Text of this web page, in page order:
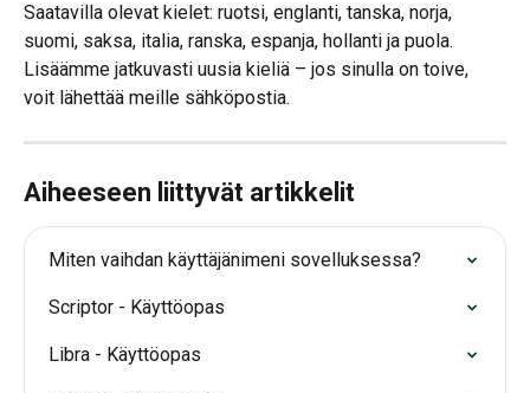
Saatavilla olevat kielet: ruotsi, englanti, tanska, norja,
suomi, saksa, italia, ranska, espanja, hollanti ja puola.
Lisäämme jatkuvasti uusia kieliä – jos sinulla on toive,
voit lähettää meille sähköpostia.
Aiheeseen liittyvät artikkelit
Miten vaihdan käyttäjänimeni sovelluksessa?
Scriptor - Käyttöopas
Libra - Käyttöopas